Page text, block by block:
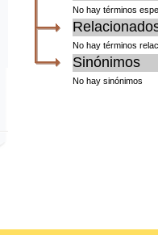
No hay términos
No hay términos
Sinónimos
No hay sinónimos